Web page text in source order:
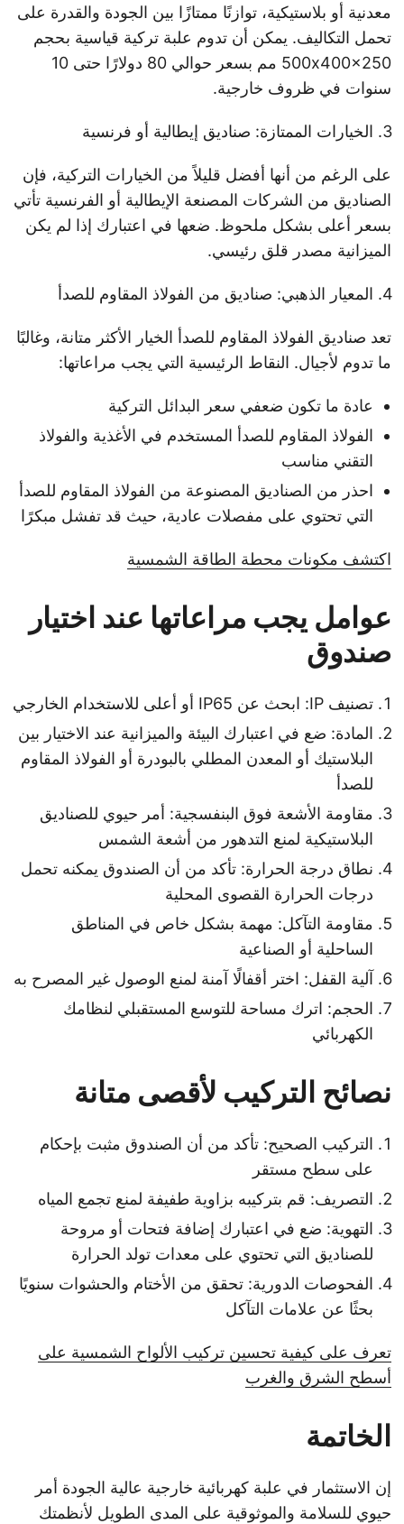
معدنية أو بلاستيكية، توازنًا ممتازًا بين الجودة والقدرة على
تحمل التكاليف. يمكن أن تدوم علبة تركية قياسية بحجم
500x400x250 مم بسعر حوالي 80 دولارًا حتى 10
سنوات في ظروف خارجية.
الخيارات الممتازة: صناديق إيطالية أو فرنسية
على الرغم من أنها أفضل قليلاً من الخيارات التركية، فإن
الصناديق من الشركات المصنعة الإيطالية أو الفرنسية تأتي
بسعر أعلى بشكل ملحوظ. ضعها في اعتبارك إذا لم يكن
الميزانية مصدر قلق رئيسي.
المعيار الذهبي: صناديق من الفولاذ المقاوم للصدأ
تعد صناديق الفولاذ المقاوم للصدأ الخيار الأكثر متانة، وغالبًا
ما تدوم لأجيال. النقاط الرئيسية التي يجب مراعاتها:
عادة ما تكون ضعفي سعر البدائل التركية
الفولاذ المقاوم للصدأ المستخدم في الأغذية والفولاذ
التقني مناسب
احذر من الصناديق المصنوعة من الفولاذ المقاوم للصدأ
التي تحتوي على مفصلات عادية، حيث قد تفشل مبكرًا
اكتشف مكونات محطة الطاقة الشمسية
عوامل يجب مراعاتها عند اختيار
صندوق
تصنيف IP: ابحث عن IP65 أو أعلى للاستخدام الخارجي
المادة: ضع في اعتبارك البيئة والميزانية عند الاختيار بين
البلاستيك أو المعدن المطلي بالبودرة أو الفولاذ المقاوم
للصدأ
مقاومة الأشعة فوق البنفسجية: أمر حيوي للصناديق
البلاستيكية لمنع التدهور من أشعة الشمس
نطاق درجة الحرارة: تأكد من أن الصندوق يمكنه تحمل
درجات الحرارة القصوى المحلية
مقاومة التآكل: مهمة بشكل خاص في المناطق
الساحلية أو الصناعية
آلية القفل: اختر أقفالًا آمنة لمنع الوصول غير المصرح به
الحجم: اترك مساحة للتوسع المستقبلي لنظامك
الكهربائي
نصائح التركيب لأقصى متانة
التركيب الصحيح: تأكد من أن الصندوق مثبت بإحكام
على سطح مستقر
التصريف: قم بتركيبه بزاوية طفيفة لمنع تجمع المياه
التهوية: ضع في اعتبارك إضافة فتحات أو مروحة
للصناديق التي تحتوي على معدات تولد الحرارة
الفحوصات الدورية: تحقق من الأختام والحشوات سنويًا
بحثًا عن علامات التآكل
تعرف على كيفية تحسين تركيب الألواح الشمسية على
أسطح الشرق والغرب
الخاتمة
إن الاستثمار في علبة كهربائية خارجية عالية الجودة أمر
حيوي للسلامة والموثوقية على المدى الطويل لأنظمتك